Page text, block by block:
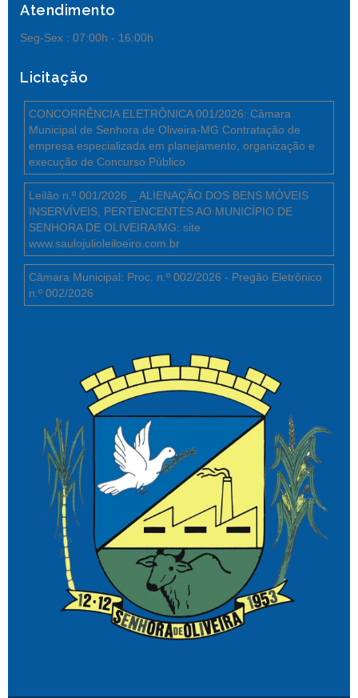
Atendimento
Seg-Sex : 07:00h - 16:00h
Licitação
CONCORRÊNCIA ELETRÔNICA 001/2026: Câmara
Municipal de Senhora de Oliveira-MG Contratação de
empresa especializada em planejamento, organização e
execução de Concurso Público
Leilão n.º 001/2026 _ ALIENAÇÃO DOS BENS MÓVEIS
INSERVÍVEIS, PERTENCENTES AO MUNICÍPIO DE
SENHORA DE OLIVEIRA/MG: site
www.saulojulioleiloeiro.com.br
Câmara Municipal: Proc. n.º 002/2026 - Pregão Eletrônico
n.º 002/2026